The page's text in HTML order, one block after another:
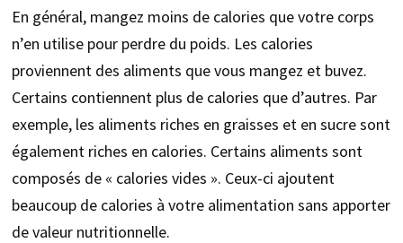
En général, mangez moins de calories que votre corps
n’en utilise pour perdre du poids. Les calories
proviennent des aliments que vous mangez et buvez.
Certains contiennent plus de calories que d’autres. Par
exemple, les aliments riches en graisses et en sucre sont
également riches en calories. Certains aliments sont
composés de « calories vides ». Ceux-ci ajoutent
beaucoup de calories à votre alimentation sans apporter
de valeur nutritionnelle.